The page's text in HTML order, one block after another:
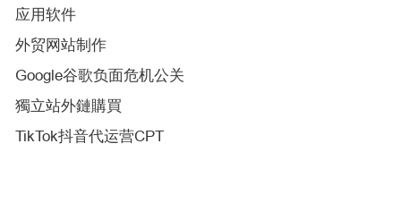
应用软件
外贸网站制作
Google谷歌负面危机公关
獨立站外鏈購買
TikTok抖音代运营CPT